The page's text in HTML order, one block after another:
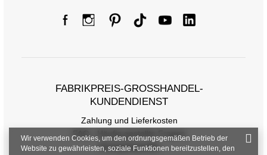
FABRIKPREIS-GROSSHANDEL-K
UNDENDIENST
Zahlung und Lieferkosten
FAQ - Häufig gestellte Fragen
Rückgabepolitik
Wir verwenden Cookies, um den ordnungsgemäßen Betrieb der
Website zu gewährleisten, soziale Funktionen bereitzustellen, den